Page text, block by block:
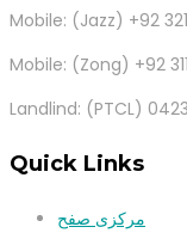
Mobile: (Jazz) +92
Mobile: (Zong) +92
Landlind: (PTCL)
Quick Links
مرکزی صفح